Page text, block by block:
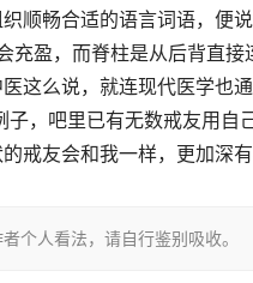
顺畅合适的语言词语，便
充盈，而脊柱是从后背直
这么说，就连现代医学也
子，吧里已有无数戒友用
戒友会和我一样，更加深有
个人看法，请自行鉴别吸收。